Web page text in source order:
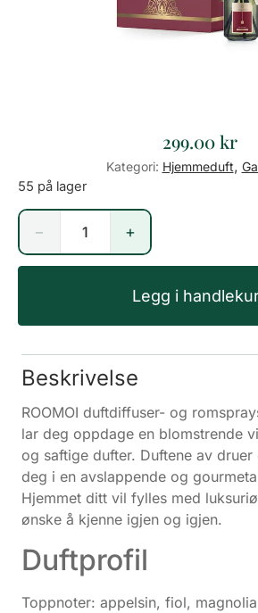
299.00kr
Kategori: Hjemmeduft,
55 på lager
− +
Legg i
Beskrivelse
ROOMOI duftdiffuser- og
lar deg oppdage en blomstrende
og saftige dufter. Duftene av
deg i en avslappende og
Hjemmet ditt vil fylles med
ønske å kjenne igjen og igjen.
Duftprofil
Toppnoter: appelsin, fiol, magnolia